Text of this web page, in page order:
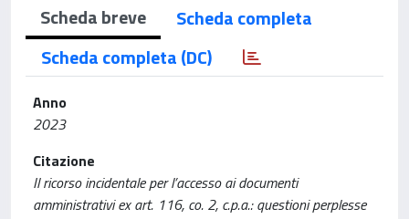
Scheda breve
Scheda completa
Scheda completa (DC)
Anno
2023
Citazione
Il ricorso incidentale per l’accesso ai documenti
amministrativi ex art. 116, co. 2, c.p.a.: questioni perplesse